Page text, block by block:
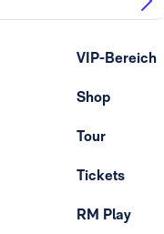
VIP-Bereich
Shop
Tour
Tickets
RM Play